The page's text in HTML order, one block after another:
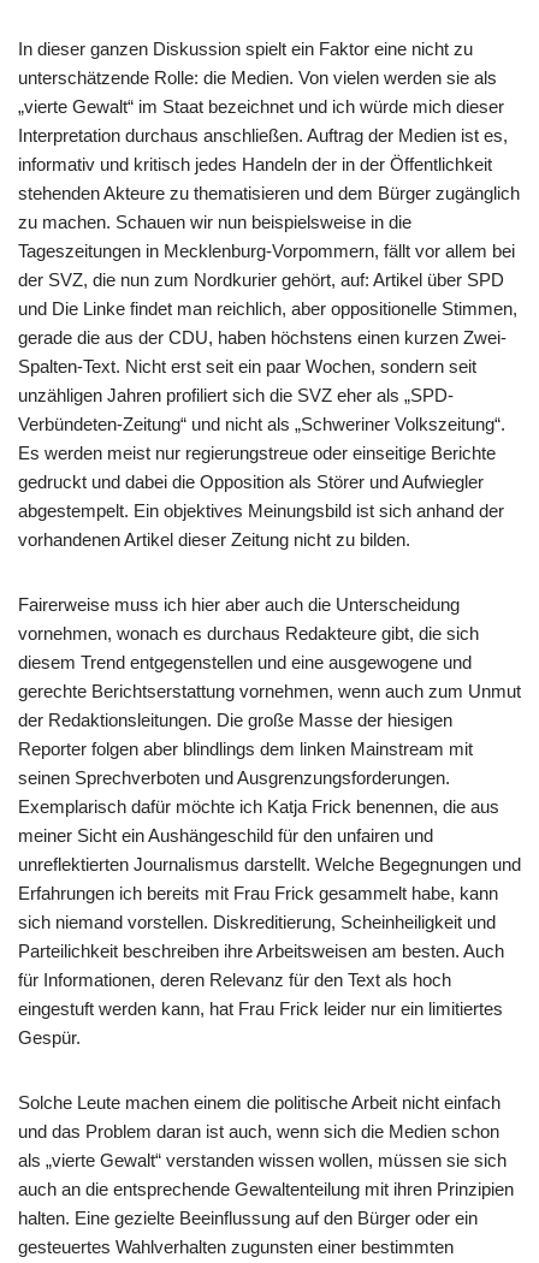
In dieser ganzen Diskussion spielt ein Faktor eine nicht zu
unterschätzende Rolle: die Medien. Von vielen werden sie als
„vierte Gewalt“ im Staat bezeichnet und ich würde mich dieser
Interpretation durchaus anschließen. Auftrag der Medien ist es,
informativ und kritisch jedes Handeln der in der Öffentlichkeit
stehenden Akteure zu thematisieren und dem Bürger zugänglich
zu machen. Schauen wir nun beispielsweise in die
Tageszeitungen in Mecklenburg-Vorpommern, fällt vor allem bei
der SVZ, die nun zum Nordkurier gehört, auf: Artikel über SPD
und Die Linke findet man reichlich, aber oppositionelle Stimmen,
gerade die aus der CDU, haben höchstens einen kurzen Zwei-
Spalten-Text. Nicht erst seit ein paar Wochen, sondern seit
unzähligen Jahren profiliert sich die SVZ eher als „SPD-
Verbündeten-Zeitung“ und nicht als „Schweriner Volkszeitung“.
Es werden meist nur regierungstreue oder einseitige Berichte
gedruckt und dabei die Opposition als Störer und Aufwiegler
abgestempelt. Ein objektives Meinungsbild ist sich anhand der
vorhandenen Artikel dieser Zeitung nicht zu bilden.
Fairerweise muss ich hier aber auch die Unterscheidung
vornehmen, wonach es durchaus Redakteure gibt, die sich
diesem Trend entgegenstellen und eine ausgewogene und
gerechte Berichtserstattung vornehmen, wenn auch zum Unmut
der Redaktionsleitungen. Die große Masse der hiesigen
Reporter folgen aber blindlings dem linken Mainstream mit
seinen Sprechverboten und Ausgrenzungsforderungen.
Exemplarisch dafür möchte ich Katja Frick benennen, die aus
meiner Sicht ein Aushängeschild für den unfairen und
unreflektierten Journalismus darstellt. Welche Begegnungen und
Erfahrungen ich bereits mit Frau Frick gesammelt habe, kann
sich niemand vorstellen. Diskreditierung, Scheinheiligkeit und
Parteilichkeit beschreiben ihre Arbeitsweisen am besten. Auch
für Informationen, deren Relevanz für den Text als hoch
eingestuft werden kann, hat Frau Frick leider nur ein limitiertes
Gespür.
Solche Leute machen einem die politische Arbeit nicht einfach
und das Problem daran ist auch, wenn sich die Medien schon
als „vierte Gewalt“ verstanden wissen wollen, müssen sie sich
auch an die entsprechende Gewaltenteilung mit ihren Prinzipien
halten. Eine gezielte Beeinflussung auf den Bürger oder ein
gesteuertes Wahlverhalten zugunsten einer bestimmten